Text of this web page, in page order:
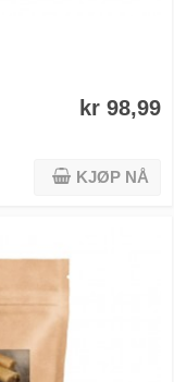
kr 98,99
KJØP NÅ